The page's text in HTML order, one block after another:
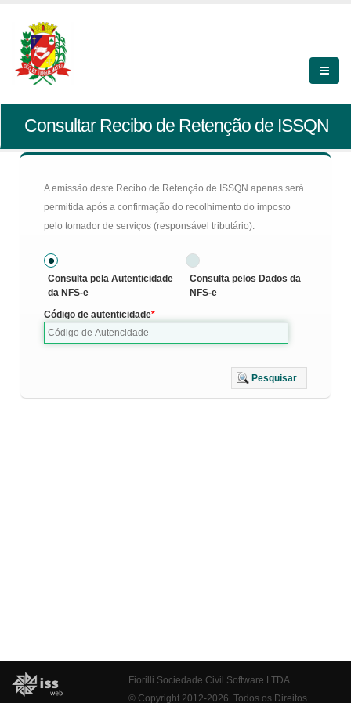
Consultar Recibo de Retenção de ISSQN
A emissão deste Recibo de Retenção de ISSQN apenas será
permitida após a confirmação do recolhimento do imposto
pelo tomador de serviços (responsável tributário).
Consulta pela Autenticidade
da NFS-e
Consulta pelos Dados da
NFS-e
Código de autenticidade
Pesquisar
Fiorilli Sociedade Civil Software LTDA
© Copyright 2012-2026. Todos os Direitos